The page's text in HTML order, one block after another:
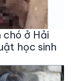
ở Hải
học sinh